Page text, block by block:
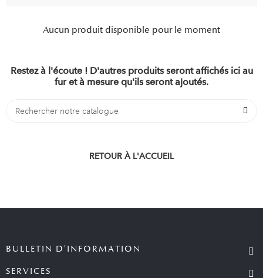
Aucun produit disponible pour le moment
Restez à l'écoute ! D'autres produits seront affichés ici au
fur et à mesure qu'ils seront ajoutés.
RETOUR À L'ACCUEIL
BULLETIN D'INFORMATION
SERVICES